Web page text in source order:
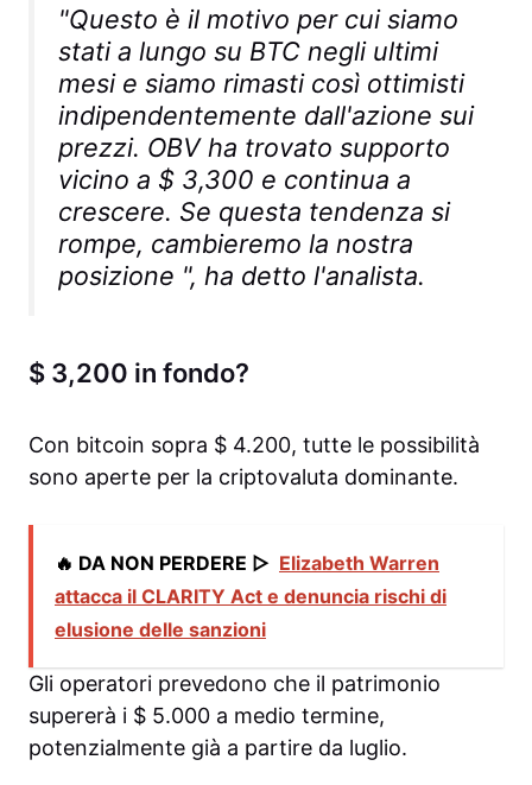
"Questo è il motivo per cui siamo
stati a lungo su BTC negli ultimi
mesi e siamo rimasti così ottimisti
indipendentemente dall'azione sui
prezzi. OBV ha trovato supporto
vicino a $ 3,300 e continua a
crescere. Se questa tendenza si
rompe, cambieremo la nostra
posizione ", ha detto l'analista.
$ 3,200 in fondo?
Con bitcoin sopra $ 4.200, tutte le possibilità
sono aperte per la criptovaluta dominante.
🔥 DA NON PERDERE ▷ Elizabeth Warren
attacca il CLARITY Act e denuncia rischi di
elusione delle sanzioni
Gli operatori prevedono che il patrimonio
supererà i $ 5.000 a medio termine,
potenzialmente già a partire da luglio.